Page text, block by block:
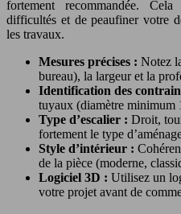
fortement recommandée.
difficultés et de peaufiner votre
les travaux.
Mesures précises : Notez
bureau), la largeur et la
Identification des
tuyaux (diamètre minimum
Type d’escalier : Droit,
fortement le type
Style d’intérieur :
de la pièce (moderne,
Logiciel 3D : Utilisez un
votre projet avant de